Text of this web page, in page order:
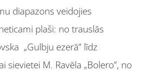
diapazons veidojies
plaši: no trauslās
„Gulbju ezerā” līdz
sievietei M. Ravēla „Bolero”, no